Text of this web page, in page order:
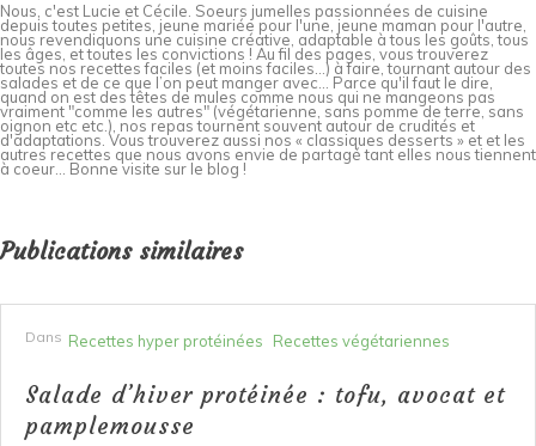
Nous, c'est Lucie et Cécile. Soeurs jumelles passionnées de cuisine
depuis toutes petites, jeune mariée pour l'une, jeune maman pour l'autre,
nous revendiquons une cuisine créative, adaptable à tous les goûts, tous
les âges, et toutes les convictions ! Au fil des pages, vous trouverez
toutes nos recettes faciles (et moins faciles…) à faire, tournant autour des
salades et de ce que l’on peut manger avec… Parce qu'il faut le dire,
quand on est des têtes de mules comme nous qui ne mangeons pas
vraiment "comme les autres" (végétarienne, sans pomme de terre, sans
oignon etc etc.), nos repas tournent souvent autour de crudités et
d'adaptations. Vous trouverez aussi nos « classiques desserts » et et les
autres recettes que nous avons envie de partagé tant elles nous tiennent
à coeur... Bonne visite sur le blog !
Publications similaires
Dans Recettes hyper protéinées Recettes végétariennes
Salade d’hiver protéinée : tofu, avocat et
pamplemousse